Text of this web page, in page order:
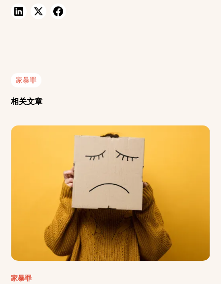
家暴罪
相关文章
家暴罪